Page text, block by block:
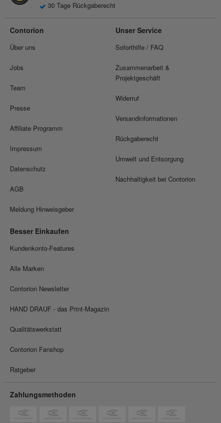
30 Tage Rückgaberecht
Contorion
Über uns
Jobs
Team
Presse
Affiliate Programm
Impressum
Datenschutz
AGB
Meldung Hinweisgeber
Unser Service
Soforthilfe / FAQ
Zusammenarbeit &
Projektgeschäft
Widerruf
Versandinformationen
Rückgaberecht
Umwelt und Entsorgung
Nachhaltigkeit bei Contorion
Besser Einkaufen
Kundenkonto-Features
Alle Marken
Contorion Newsletter
HAND DRAUF - das Print-Magazin
Qualitätswerkstatt
Contorion Fanshop
Ratgeber
Zahlungsmethoden